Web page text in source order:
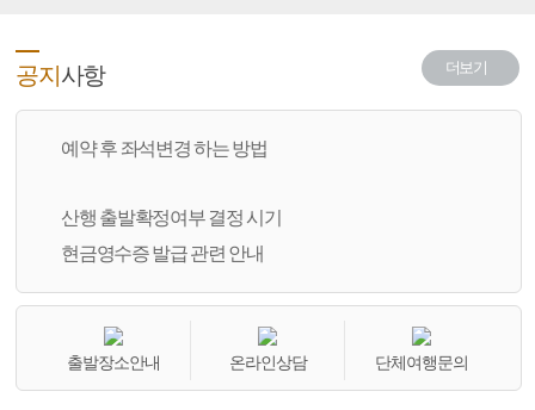
공지 사항 더보기
예약 후 좌석변경 하는 방법
산행 출발확정여부 결정 시기
현금영수증 발급 관련 안내
출발장소안내 온라인상담 단체여행문의